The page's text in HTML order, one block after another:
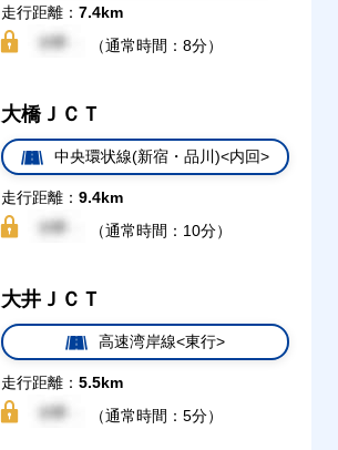
走行距離： 7.4km
（通常時間：8分）
大橋ＪＣＴ
中央環状線(新宿・品川)<内回>
走行距離： 9.4km
（通常時間：10分）
大井ＪＣＴ
高速湾岸線<東行>
走行距離： 5.5km
（通常時間：5分）